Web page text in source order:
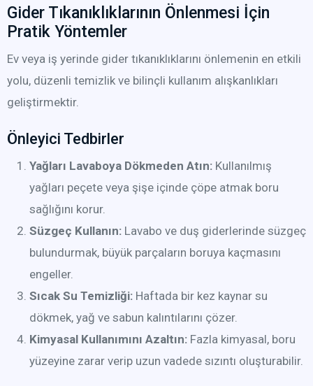
Gider Tıkanıklıklarının Önlenmesi İçin
Pratik Yöntemler
Ev veya iş yerinde gider tıkanıklıklarını önlemenin en etkili
yolu, düzenli temizlik ve bilinçli kullanım alışkanlıkları
geliştirmektir.
Önleyici Tedbirler
Yağları Lavaboya Dökmeden Atın: Kullanılmış
yağları peçete veya şişe içinde çöpe atmak boru
sağlığını korur.
Süzgeç Kullanın: Lavabo ve duş giderlerinde süzgeç
bulundurmak, büyük parçaların boruya kaçmasını
engeller.
Sıcak Su Temizliği: Haftada bir kez kaynar su
dökmek, yağ ve sabun kalıntılarını çözer.
Kimyasal Kullanımını Azaltın: Fazla kimyasal, boru
yüzeyine zarar verip uzun vadede sızıntı oluşturabilir.